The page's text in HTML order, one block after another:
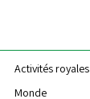
Activités royales
Monde